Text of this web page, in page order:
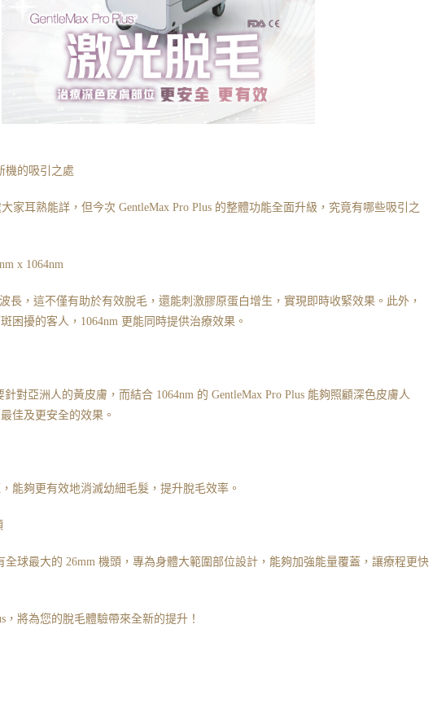
機的吸引之處
家耳熟能詳，但今次 GentleMax Pro Plus 的整體功能全面升級，究竟有哪些吸引之
x 1064nm
長，這不僅有助於有效脫毛，還能刺激膠原蛋白增生，實現即時收緊效果。此外，
困擾的客人，1064nm 更能同時提供治療效果。
對亞洲人的黃皮膚，而結合 1064nm 的 GentleMax Pro Plus 能夠照顧深色皮膚人
佳及更安全的效果。
能夠更有效地消滅幼細毛髮，提升脫毛效率。
全球最大的 26mm 機頭，專為身體大範圍部位設計，能夠加強能量覆蓋，讓療程更快
，將為您的脫毛體驗帶來全新的提升！